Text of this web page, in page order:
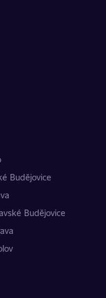
Budějovice
Budějovice